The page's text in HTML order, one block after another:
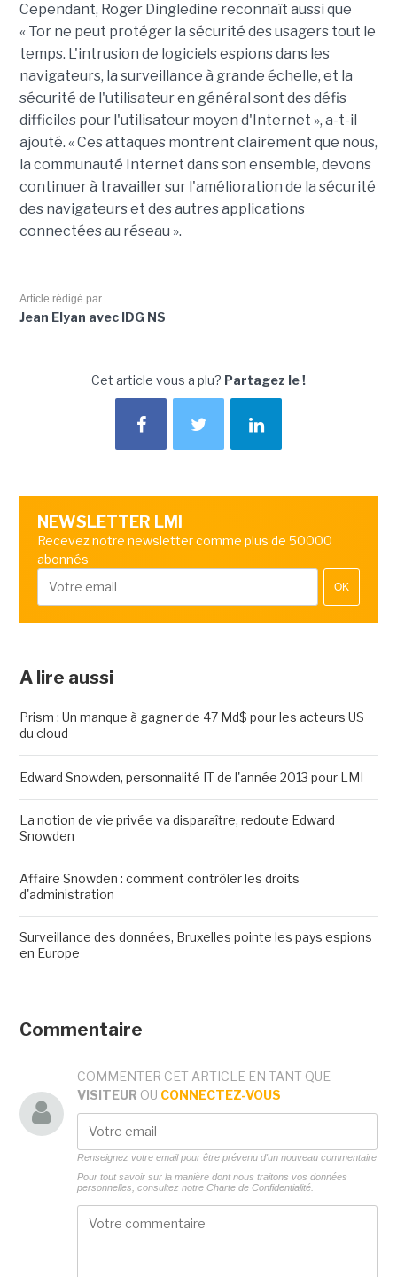
Cependant, Roger Dingledine reconnaît aussi que
« Tor ne peut protéger la sécurité des usagers tout le
temps. L'intrusion de logiciels espions dans les
navigateurs, la surveillance à grande échelle, et la
sécurité de l'utilisateur en général sont des défis
difficiles pour l'utilisateur moyen d'Internet », a-t-il
ajouté. « Ces attaques montrent clairement que nous,
la communauté Internet dans son ensemble, devons
continuer à travailler sur l'amélioration de la sécurité
des navigateurs et des autres applications
connectées au réseau ».
Article rédigé par
Jean Elyan avec IDG NS
Cet article vous a plu? Partagez le !
NEWSLETTER LMI
Recevez notre newsletter comme plus de 50000
abonnés
OK
A lire aussi
Prism : Un manque à gagner de 47 Md$ pour les acteurs US
du cloud
Edward Snowden, personnalité IT de l'année 2013 pour LMI
La notion de vie privée va disparaître, redoute Edward
Snowden
Affaire Snowden : comment contrôler les droits
d'administration
Surveillance des données, Bruxelles pointe les pays espions
en Europe
Commentaire
COMMENTER CET ARTICLE EN TANT QUE
VISITEUR OU CONNECTEZ-VOUS
Renseignez votre email pour être prévenu d'un nouveau commentaire
Pour tout savoir sur la manière dont nous traitons vos données
personnelles, consultez notre Charte de Confidentialité.